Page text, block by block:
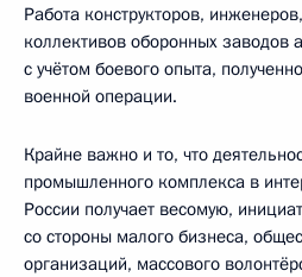
Работа конструкторов,
коллективов оборонных заводов
с учётом боевого опыта,
военной операции.
Крайне важно и то, что
промышленного комплекса в
России получает весомую,
со стороны малого бизнеса,
организаций, массового